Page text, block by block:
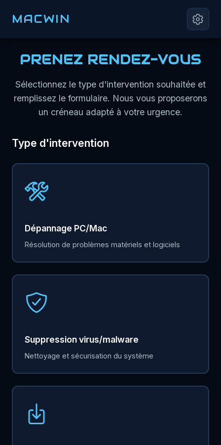
MACWIN
PRENEZ RENDEZ-VOUS
Sélectionnez le type d'intervention souhaitée et
remplissez le formulaire. Nous vous proposerons
un créneau adapté à votre urgence.
Type d'intervention
Dépannage PC/Mac
Résolution de problèmes matériels et logiciels
Suppression virus/malware
Nettoyage et sécurisation du système